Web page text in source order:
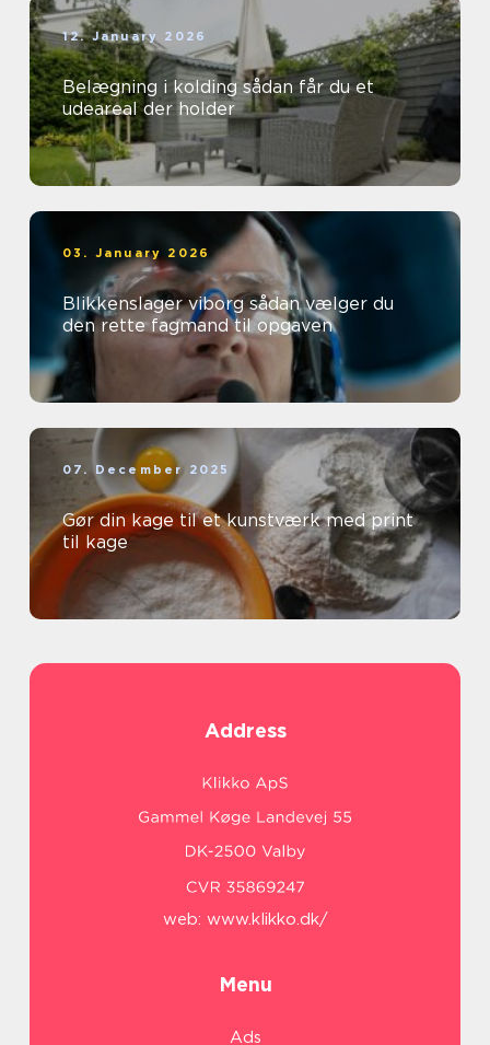
12. January 2026
Belægning i kolding sådan får du et
udeareal der holder
03. January 2026
Blikkenslager viborg sådan vælger du
den rette fagmand til opgaven
07. December 2025
Gør din kage til et kunstværk med print
til kage
Address
web: www.klikko.dk/
Menu
Ads